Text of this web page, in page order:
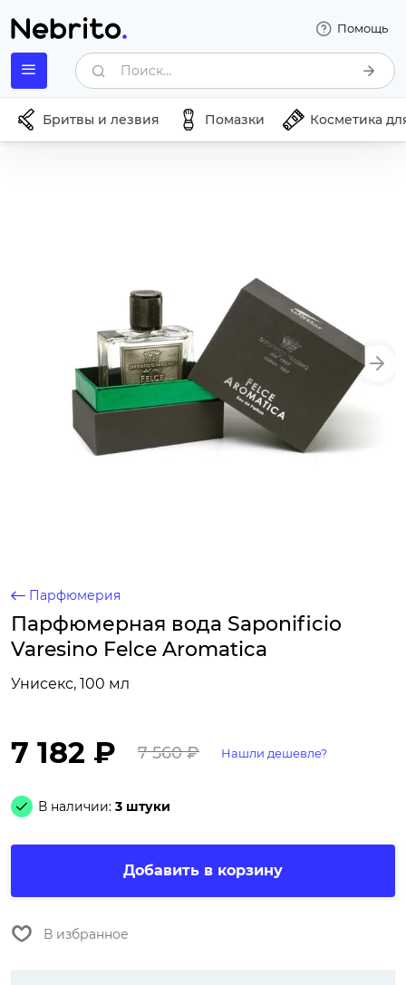
Помощь
Поиск...
Бритвы и лезвия Помазки Косметика
Парфюмерия
Парфюмерная вода Saponificio
Varesino Felce Aromatica
Унисекс, 100 мл
7 182 ₽ 7 560 ₽ Нашли дешевле?
В наличии: 3 штуки
Добавить в корзину
В избранное